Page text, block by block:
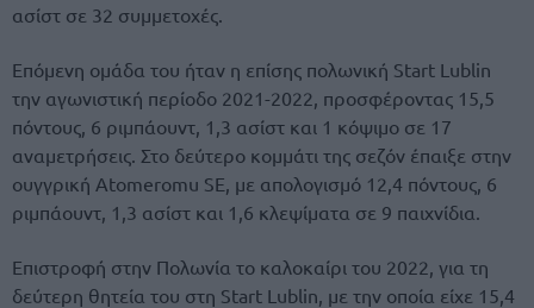
ασίστ σε 32 συμμετοχές.
Επόμενη ομάδα του ήταν η επίσης πολωνική Start Lublin
την αγωνιστική περίοδο 2021-2022, προσφέροντας 15,5
πόντους, 6 ριμπάουντ, 1,3 ασίστ και 1 κόψιμο σε 17
αναμετρήσεις. Στο δεύτερο κομμάτι της σεζόν έπαιξε στην
ουγγρική Atomeromu SE, με απολογισμό 12,4 πόντους, 6
ριμπάουντ, 1,3 ασίστ και 1,6 κλεψίματα σε 9 παιχνίδια.
Επιστροφή στην Πολωνία το καλοκαίρι του 2022, για τη
δεύτερη θητεία του στη Start Lublin, με την οποία είχε 15,4